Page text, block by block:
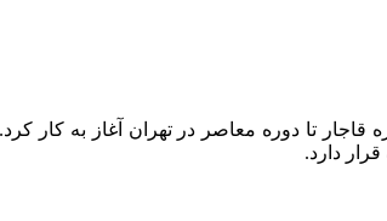
جهان از دوره قاجار تا دوره معاصر در تهران آغاز
دارد.